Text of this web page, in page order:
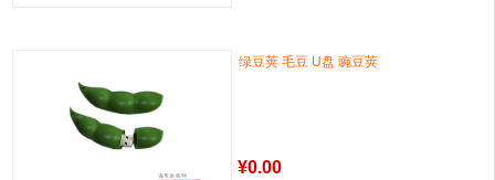
绿豆荚 毛豆 U盘 豌豆荚
¥0.00